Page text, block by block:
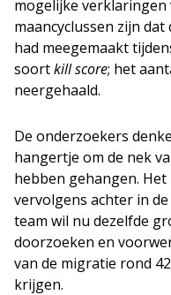
mogelijke verklaringen
maancyclussen zijn
had meegemaakt
soortkill score; het
neergehaald.
De onderzoekers
hangertje om de nek
hebben gehangen.
vervolgens achter in
team wil nu dezelfde
doorzoeken en
van de migratie rond
krijgen.